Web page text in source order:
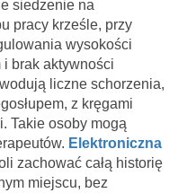
siedzenie na
pracy krześle, przy
wysokości
brak aktywności
liczne schorzenia,
z kręgami
Takie osoby mogą
Elektroniczna
zachować całą historię
miejscu, bez